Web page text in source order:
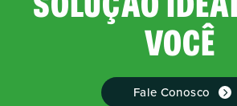
VOCÊ
Fale Conosco